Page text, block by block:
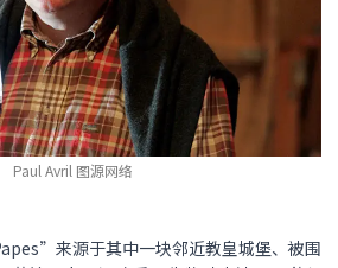
Paul Avril 图源网络
来源于其中一块邻近教皇城堡、被围